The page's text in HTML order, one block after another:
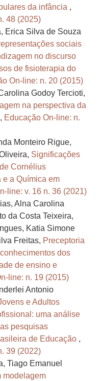
da infância ,
48 (2025)
Erica Silva de Souza
sociais
no discurso
de fisioterapia do
On-line: n. 20 (2015)
Godoy Tercioti,
na perspectiva da
, Educação On-line: n.
Monteiro Rigue,
Significações
Cornélius
a Química em
line: v. 16 n. 36 (2021)
Alna Carolina
da Costa Teixeira,
Katia Simone
Freitas, Preceptoria
dos
de ensino e
line: n. 19 (2015)
Antonio
e Adultos
uma análise
pesquisas
de Educação ,
39 (2022)
Tiago Emanuel
modelagem